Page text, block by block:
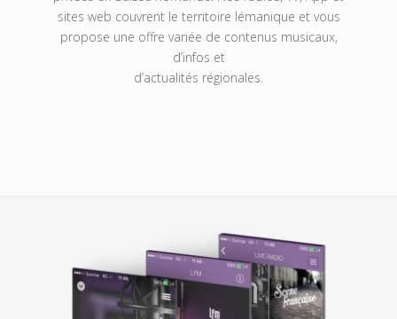
sites web couvrent le territoire lémanique et vous
propose une offre variée de contenus musicaux,
d’infos et
d’actualités régionales.